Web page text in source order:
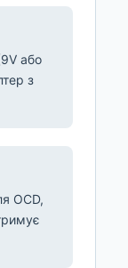
або
з
OCD,